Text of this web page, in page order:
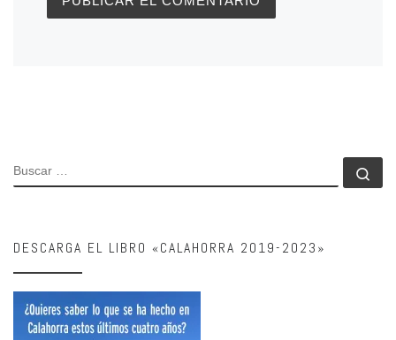
BUSCAR
DESCARGA EL LIBRO «CALAHORRA 2019-2023»